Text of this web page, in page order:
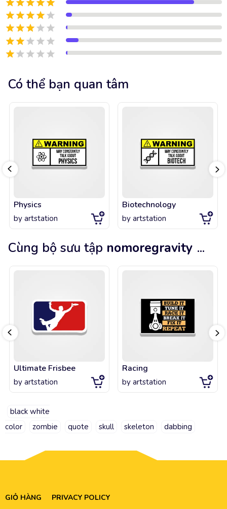
Có thể bạn quan tâm
Physics
by artstation
Biotechnology
by artstation
Cùng bộ sưu tập nomoregravity ...
Ultimate Frisbee
by artstation
Racing
by artstation
black white
color
zombie quote skull skeleton dabbing
GIỎ HÀNG
PRIVACY POLICY